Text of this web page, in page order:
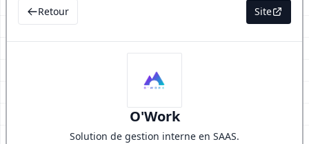
Retour Site
O'Work
Solution de gestion interne en SAAS.